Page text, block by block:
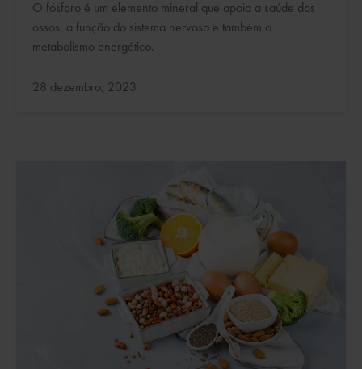
O fósforo é um elemento mineral que apoia a saúde dos
ossos, a função do sistema nervoso e também o
metabolismo energético.
Atualizado:
28 dezembro, 2023